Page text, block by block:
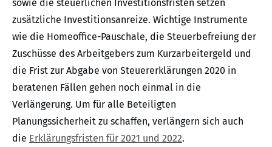
sowie die steuerlichen Investitionsfristen setzen
zusätzliche Investitionsanreize. Wichtige Instrumente
wie die Homeoffice-Pauschale, die Steuerbefreiung der
Zuschüsse des Arbeitgebers zum Kurzarbeitergeld und
die Frist zur Abgabe von Steuererklärungen 2020 in
beratenen Fällen gehen noch einmal in die
Verlängerung. Um für alle Beteiligten
Planungssicherheit zu schaffen, verlängern sich auch
die Erklärungsfristen für 2021 und 2022.